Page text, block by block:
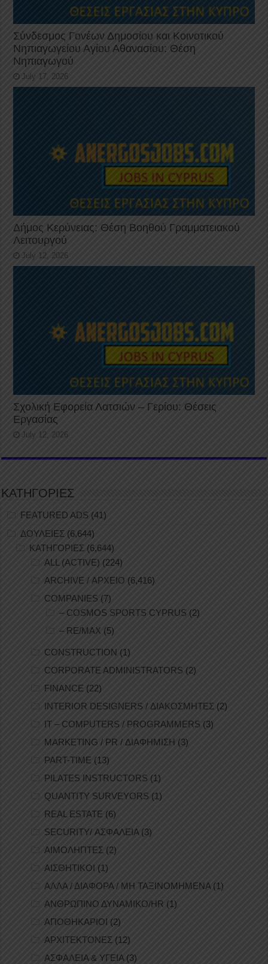
Σύνδεσμος Γονέων Δημοσίου και Κοινοτικού
Νηπιαγωγείου Αγίου Αθανασίου: Θέση
Νηπιαγωγού
July 17, 2026
Δήμος Κερύνειας: Θέση Βοηθού Γραμματειακού
Λειτουργού
July 12, 2026
Σχολική Εφορεία Λατσιών – Γερίου: Θέσεις
Εργασίας
July 12, 2026
ΚΑΤΗΓΟΡΙΕΣ
FEATURED ADS (41)
ΔΟΥΛΕΙΕΣ (6,644)
ΚΑΤΗΓΟΡΙΕΣ (6,644)
ALL (ACTIVE) (224)
ARCHIVE / ΑΡΧΕΙΟ (6,416)
COMPANIES (7)
– COSMOS SPORTS CYPRUS (2)
– RE/MAX (5)
CONSTRUCTION (1)
CORPORATE ADMINISTRATORS (2)
FINANCE (22)
INTERIOR DESIGNERS / ΔΙΑΚΟΣΜΗΤΕΣ (2)
IT – COMPUTERS / PROGRAMMERS (3)
MARKETING / PR / ΔΙΑΦΗΜΙΣΗ (3)
PART-TIME (13)
PILATES INSTRUCTORS (1)
QUANTITY SURVEYORS (1)
REAL ESTATE (6)
SECURITY/ ΑΣΦΑΛΕΙΑ (3)
ΑΙΜΟΛΗΠΤΕΣ (2)
ΑΙΣΘΗΤΙΚΟΙ (1)
ΑΛΛΑ / ΔΙΑΦΟΡΑ / ΜΗ ΤΑΞΙΝΟΜΗΜΕΝΑ (1)
ΑΝΘΡΩΠΙΝΟ ΔΥΝΑΜΙΚΟ/HR (1)
ΑΠΟΘΗΚΑΡΙΟΙ (2)
ΑΡΧΙΤΕΚΤΟΝΕΣ (12)
ΑΣΦΑΛΕΙΑ & ΥΓΕΙΑ(3)